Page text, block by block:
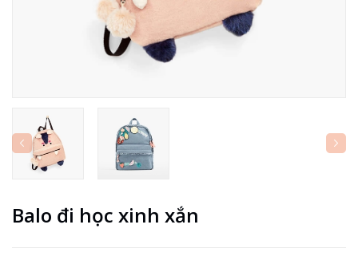
Balo đi học xinh xắn